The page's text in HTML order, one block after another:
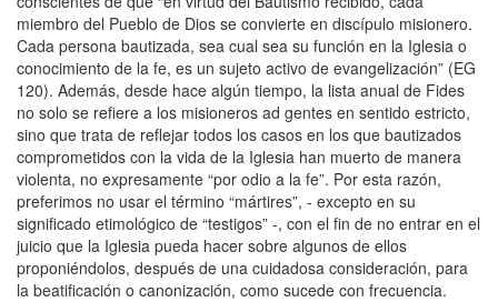
miembro del Pueblo de Dios se convierte en discípulo misionero.
Cada persona bautizada, sea cual sea su función en la Iglesia o
conocimiento de la fe, es un sujeto activo de evangelización” (EG
120). Además, desde hace algún tiempo, la lista anual de Fides
no solo se refiere a los misioneros ad gentes en sentido estricto,
sino que trata de reflejar todos los casos en los que bautizados
comprometidos con la vida de la Iglesia han muerto de manera
violenta, no expresamente “por odio a la fe”. Por esta razón,
preferimos no usar el término “mártires”, - excepto en su
significado etimológico de “testigos” -, con el fin de no entrar en el
juicio que la Iglesia pueda hacer sobre algunos de ellos
proponiéndolos, después de una cuidadosa consideración, para
la beatificación o canonización, como sucede con frecuencia.